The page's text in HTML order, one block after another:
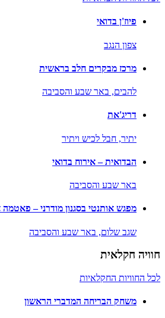
פיוז'ן בדואי
צפון הנגב
מרכז מבקרים חלב בראשית
להבים, באר שבע והסביבה
דריג'את
יתיר, חבל לכיש ויתיר
הבדואית – אירוח בדואי
באר שבע והסביבה
מפגש אותנטי בסגנון מודרני –
שגב שלום, באר שבע והסביבה
חוויה חקלאית
לכל החוויות החקלאיות
משחק הבריחה המדברי הראשון